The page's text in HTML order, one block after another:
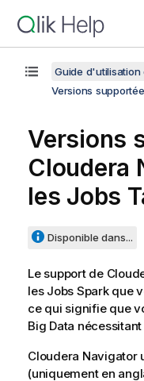
Guide d'utilisation
Versions
Versions
Cloudera
les Jobs
Disponible dans...
Le support de
les Jobs Spark que
ce qui signifie que
Big Data
Cloudera Navigator
(uniquement en